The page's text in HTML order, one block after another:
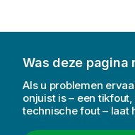
Was deze pagina
Als u problemen
onjuist is – een
technische fout – laat